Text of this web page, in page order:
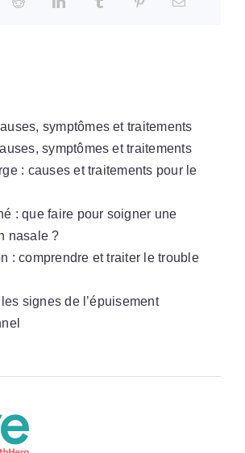
symptômes et traitements
symptômes et traitements
: causes et traitements pour le
: que faire pour soigner une
nasale ?
: comprendre et traiter le trouble
signes de l’épuisement